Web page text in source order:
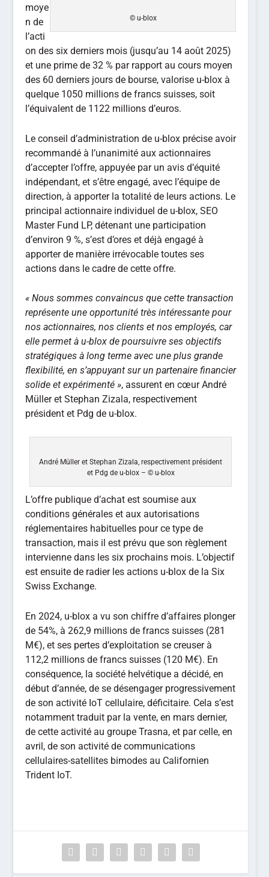
© u-blox
moye
n de
l’acti
on des six derniers mois (jusqu’au 14 août 2025)
et une prime de 32 % par rapport au cours moyen
des 60 derniers jours de bourse, valorise u-blox à
quelque 1050 millions de francs suisses, soit
l’équivalent de 1122 millions d’euros.
Le conseil d’administration de u-blox précise avoir
recommandé à l’unanimité aux actionnaires
d’accepter l’offre, appuyée par un avis d’équité
indépendant, et s’être engagé, avec l’équipe de
direction, à apporter la totalité de leurs actions. Le
principal actionnaire individuel de u-blox, SEO
Master Fund LP, détenant une participation
d’environ 9 %, s’est d’ores et déjà engagé à
apporter de manière irrévocable toutes ses
actions dans le cadre de cette offre.
« Nous sommes convaincus que cette transaction
représente une opportunité très intéressante pour
nos actionnaires, nos clients et nos employés, car
elle permet à u-blox de poursuivre ses objectifs
stratégiques à long terme avec une plus grande
flexibilité, en s’appuyant sur un partenaire financier
solide et expérimenté », assurent en cœur André
Müller et Stephan Zizala, respectivement
président et Pdg de u-blox.
André Müller et Stephan Zizala, respectivement président
et Pdg de u-blox – © u-blox
L’offre publique d’achat est soumise aux
conditions générales et aux autorisations
réglementaires habituelles pour ce type de
transaction, mais il est prévu que son règlement
intervienne dans les six prochains mois. L’objectif
est ensuite de radier les actions u-blox de la Six
Swiss Exchange.
En 2024, u-blox a vu son chiffre d’affaires plonger
de 54%, à 262,9 millions de francs suisses (281
M€), et ses pertes d’exploitation se creuser à
112,2 millions de francs suisses (120 M€). En
conséquence, la société helvétique a décidé, en
début d’année, de se désengager progressivement
de son activité IoT cellulaire, déficitaire. Cela s’est
notamment traduit par la vente, en mars dernier,
de cette activité au groupe Trasna, et par celle, en
avril, de son activité de communications
cellulaires-satellites bimodes au Californien
Trident IoT.